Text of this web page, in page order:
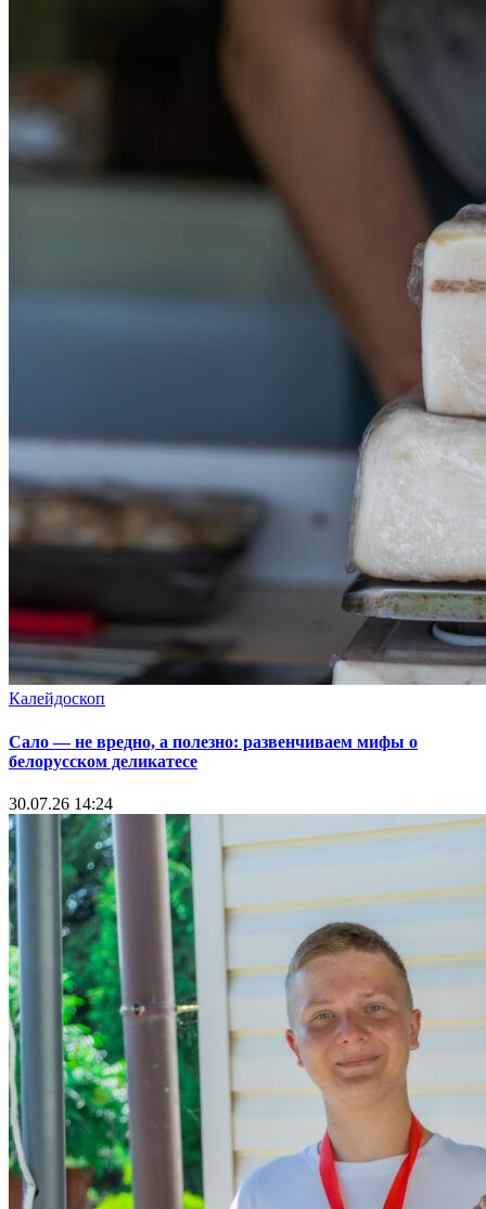
Калейдоскоп
Сало — не вредно, а полезно: развенчиваем мифы о
белорусском деликатесе
30.07.26 14:24